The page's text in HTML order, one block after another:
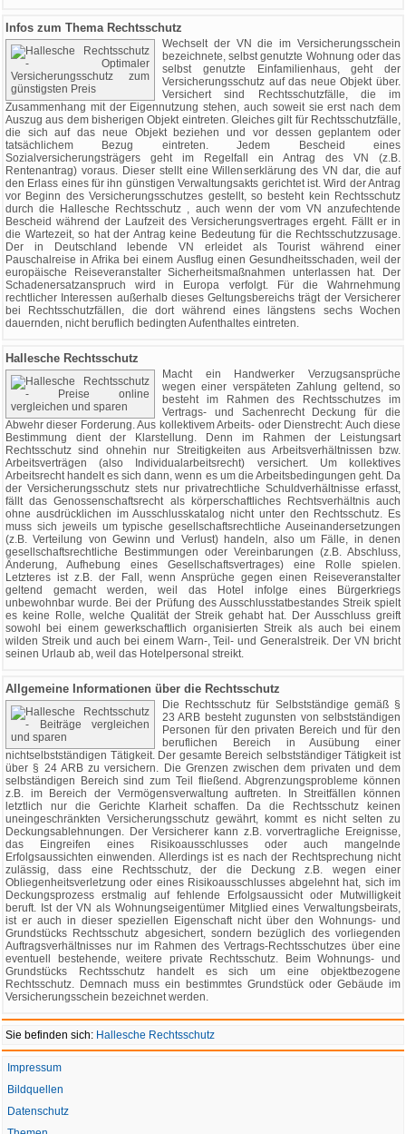
Infos zum Thema Rechtsschutz
Wechselt der VN die im Versicherungsschein
bezeichnete, selbst genutzte Wohnung oder das
selbst genutzte Einfamilienhaus, geht der
Versicherungsschutz auf das neue Objekt über.
Versichert sind Rechtsschutzfälle, die im
Zusammenhang mit der Eigennutzung stehen, auch soweit sie erst nach dem
Auszug aus dem bisherigen Objekt eintreten. Gleiches gilt für Rechtsschutzfälle,
die sich auf das neue Objekt beziehen und vor dessen geplantem oder
tatsächlichem Bezug eintreten. Jedem Bescheid eines
Sozialversicherungsträgers geht im Regelfall ein Antrag des VN (z.B.
Rentenantrag) voraus. Dieser stellt eine Willenserklärung des VN dar, die auf
den Erlass eines für ihn günstigen Verwaltungsakts gerichtet ist. Wird der Antrag
vor Beginn des Versicherungsschutzes gestellt, so besteht kein Rechtsschutz
durch die Hallesche Rechtsschutz , auch wenn der vom VN anzufechtende
Bescheid während der Laufzeit des Versicherungsvertrages ergeht. Fällt er in
die Wartezeit, so hat der Antrag keine Bedeutung für die Rechtsschutzzusage.
Der in Deutschland lebende VN erleidet als Tourist während einer
Pauschalreise in Afrika bei einem Ausflug einen Gesundheitsschaden, weil der
europäische Reiseveranstalter Sicherheitsmaßnahmen unterlassen hat. Der
Schadenersatzanspruch wird in Europa verfolgt. Für die Wahrnehmung
rechtlicher Interessen außerhalb dieses Geltungsbereichs trägt der Versicherer
bei Rechtsschutzfällen, die dort während eines längstens sechs Wochen
dauernden, nicht beruflich bedingten Aufenthaltes eintreten.
Hallesche Rechtsschutz
Macht ein Handwerker Verzugsansprüche
wegen einer verspäteten Zahlung geltend, so
besteht im Rahmen des Rechtsschutzes im
Vertrags- und Sachenrecht Deckung für die
Abwehr dieser Forderung. Aus kollektivem Arbeits- oder Dienstrecht: Auch diese
Bestimmung dient der Klarstellung. Denn im Rahmen der Leistungsart
Rechtsschutz sind ohnehin nur Streitigkeiten aus Arbeitsverhältnissen bzw.
Arbeitsverträgen (also Individualarbeitsrecht) versichert. Um kollektives
Arbeitsrecht handelt es sich dann, wenn es um die Arbeitsbedingungen geht. Da
der Versicherungsschutz stets nur privatrechtliche Schuldverhältnisse erfasst,
fällt das Genossenschaftsrecht als körperschaftliches Rechtsverhältnis auch
ohne ausdrücklichen im Ausschlusskatalog nicht unter den Rechtsschutz. Es
muss sich jeweils um typische gesellschaftsrechtliche Auseinandersetzungen
(z.B. Verteilung von Gewinn und Verlust) handeln, also um Fälle, in denen
gesellschaftsrechtliche Bestimmungen oder Vereinbarungen (z.B. Abschluss,
Änderung, Aufhebung eines Gesellschaftsvertrages) eine Rolle spielen.
Letzteres ist z.B. der Fall, wenn Ansprüche gegen einen Reiseveranstalter
geltend gemacht werden, weil das Hotel infolge eines Bürgerkriegs
unbewohnbar wurde. Bei der Prüfung des Ausschlusstatbestandes Streik spielt
es keine Rolle, welche Qualität der Streik gehabt hat. Der Ausschluss greift
sowohl bei einem gewerkschaftlich organisierten Streik als auch bei einem
wilden Streik und auch bei einem Warn-, Teil- und Generalstreik. Der VN bricht
seinen Urlaub ab, weil das Hotelpersonal streikt.
Allgemeine Informationen über die Rechtsschutz
Die Rechtsschutz für Selbstständige gemäß §
23 ARB besteht zugunsten von selbstständigen
Personen für den privaten Bereich und für den
beruflichen Bereich in Ausübung einer
nichtselbstständigen Tätigkeit. Der gesamte Bereich selbstständiger Tätigkeit ist
über § 24 ARB zu versichern. Die Grenzen zwischen dem privaten und dem
selbständigen Bereich sind zum Teil fließend. Abgrenzungsprobleme können
z.B. im Bereich der Vermögensverwaltung auftreten. In Streitfällen können
letztlich nur die Gerichte Klarheit schaffen. Da die Rechtsschutz keinen
uneingeschränkten Versicherungsschutz gewährt, kommt es nicht selten zu
Deckungsablehnungen. Der Versicherer kann z.B. vorvertragliche Ereignisse,
das Eingreifen eines Risikoausschlusses oder auch mangelnde
Erfolgsaussichten einwenden. Allerdings ist es nach der Rechtsprechung nicht
zulässig, dass eine Rechtsschutz, der die Deckung z.B. wegen einer
Obliegenheitsverletzung oder eines Risikoausschlusses abgelehnt hat, sich im
Deckungsprozess erstmalig auf fehlende Erfolgsaussicht oder Mutwilligkeit
beruft. Ist der VN als Wohnungseigentümer Mitglied eines Verwaltungsbeirats,
ist er auch in dieser speziellen Eigenschaft nicht über den Wohnungs- und
Grundstücks Rechtsschutz abgesichert, sondern bezüglich des vorliegenden
Auftragsverhältnisses nur im Rahmen des Vertrags-Rechtsschutzes über eine
eventuell bestehende, weitere private Rechtsschutz. Beim Wohnungs- und
Grundstücks Rechtsschutz handelt es sich um eine objektbezogene
Rechtsschutz. Demnach muss ein bestimmtes Grundstück oder Gebäude im
Versicherungsschein bezeichnet werden.
Sie befinden sich: Hallesche Rechtsschutz
Impressum
Bildquellen
Datenschutz